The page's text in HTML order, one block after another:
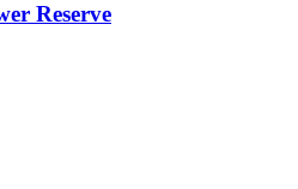
Reserve